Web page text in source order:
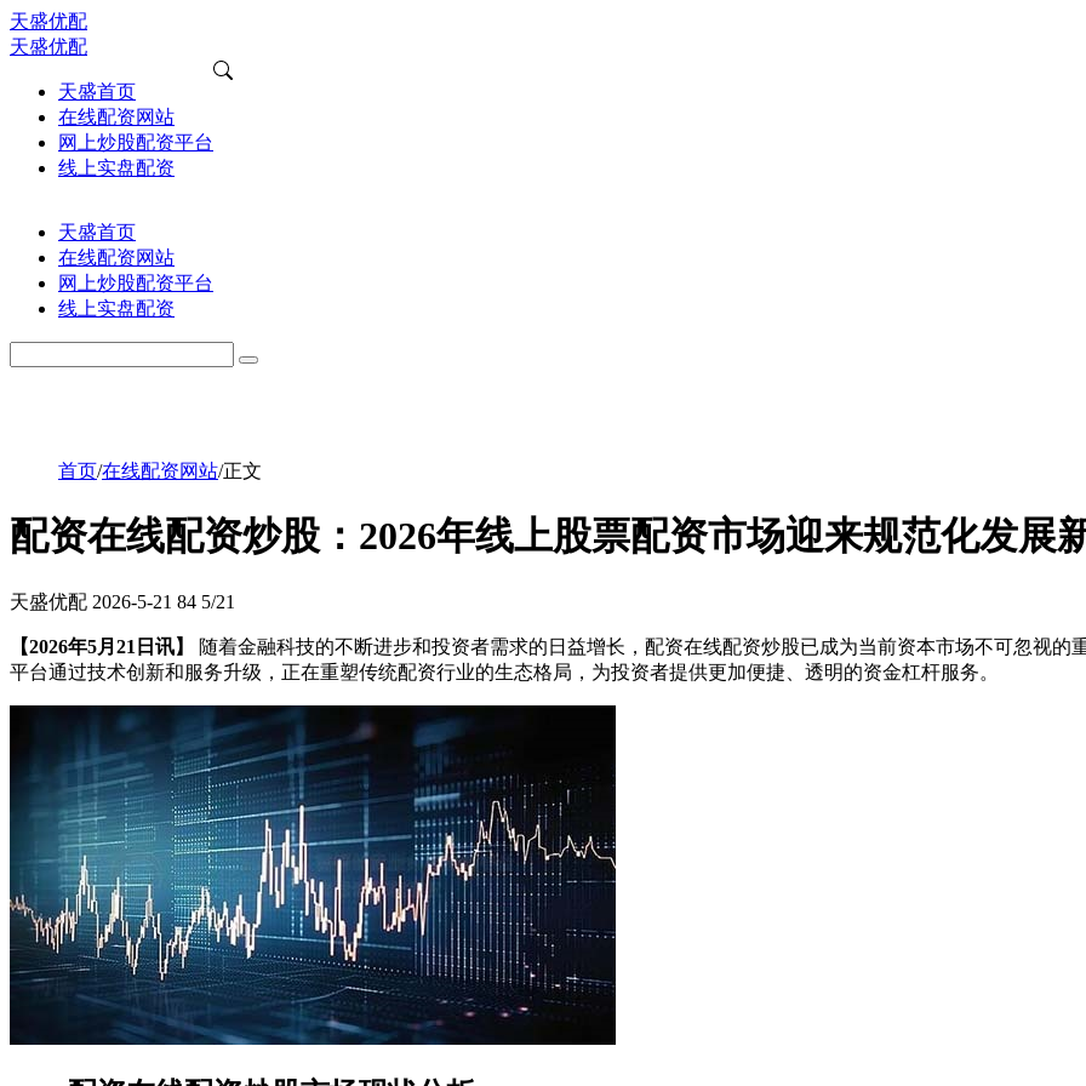
天盛优配
天盛优配
天盛首页
在线配资网站
网上炒股配资平台
线上实盘配资
天盛首页
在线配资网站
网上炒股配资平台
线上实盘配资
首页/在线配资网站/正文
配资在线配资炒股：2026年线上股票配资市场迎来规范化发展
天盛优配 2026-5-21 84 5/21
【2026年5月21日讯】
随着金融科技的不断进步和投资者需求的日益增长，配资在线配资炒股已成为当前资本市场不可忽视的
平台通过技术创新和服务升级，正在重塑传统配资行业的生态格局，为投资者提供更加便捷、透明的资金杠杆服务。